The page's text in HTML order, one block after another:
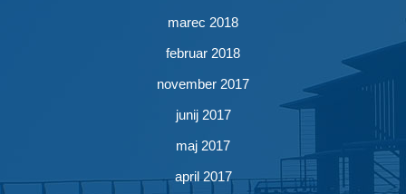
marec 2018
februar 2018
november 2017
junij 2017
maj 2017
april 2017